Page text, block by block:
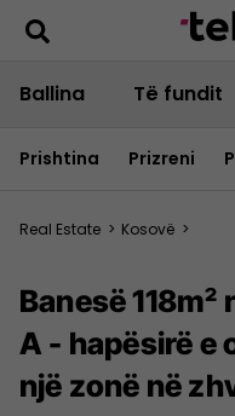
Ballina Të fundit
Prishtina Prizreni
Real Estate > Kosovë >
Banesë
A - hapësirë e
një zonë në